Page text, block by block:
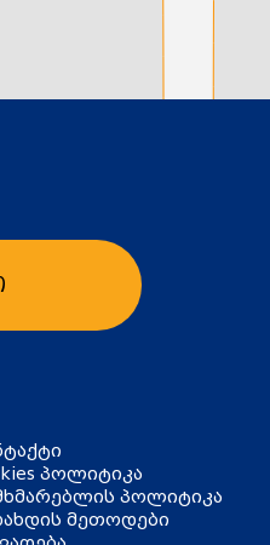
პოლიტიკა
პოლიტიკა
მეთოდები